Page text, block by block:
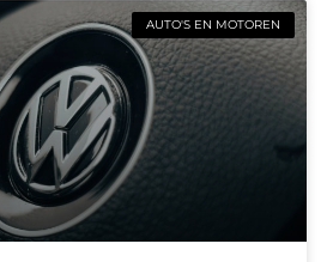
AUTO'S EN MOTOREN